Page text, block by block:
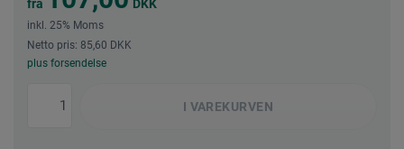
fra DKK
inkl. 25% Moms
Netto pris: 85,60 DKK
plus forsendelse
I VAREKURVEN